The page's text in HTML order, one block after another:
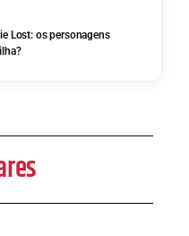
Lost: os personagens